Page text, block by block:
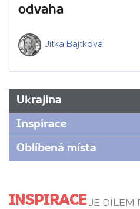
odvaha
Jitka Bajtková
Ukrajina
Inspirace
Oblíbená místa
INSPIRACEJE DÍLEM